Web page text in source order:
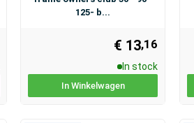
125- b...
€ 13,16
In stock
In Winkelwagen